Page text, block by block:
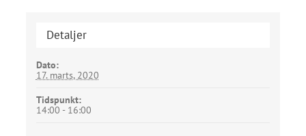
Detaljer
Dato:
17. marts, 2020
Tidspunkt:
14:00 - 16:00